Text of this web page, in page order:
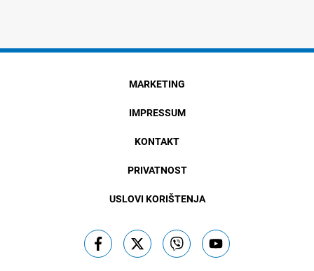
MARKETING
IMPRESSUM
KONTAKT
PRIVATNOST
USLOVI KORIŠTENJA